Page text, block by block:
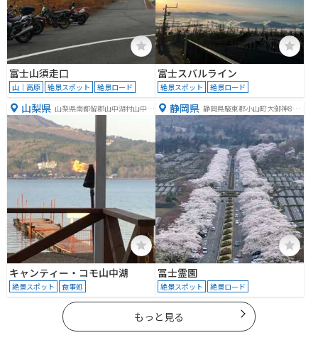
富士山須走口
山｜高原 絶景スポット 絶景ロード
富士スバルライン
絶景スポット 絶景ロード
山梨県 山梨県南都留郡山中湖村山中２
キャンティー・コモ山中湖
絶景スポット 食事処
静岡県 静岡県駿東郡小山町大御神888
冨士霊園
絶景スポット 絶景ロード
もっと見る